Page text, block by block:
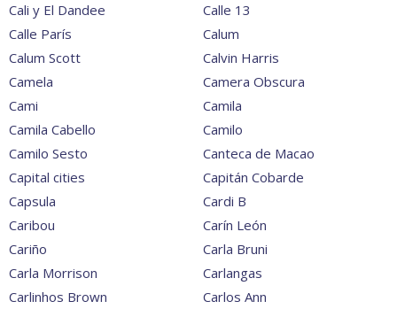
Cali y El Dandee
Calle 13
Calle París
Calum
Calum Scott
Calvin Harris
Camela
Camera Obscura
Cami
Camila
Camila Cabello
Camilo
Camilo Sesto
Canteca de Macao
Capital cities
Capitán Cobarde
Capsula
Cardi B
Caribou
Carín León
Cariño
Carla Bruni
Carla Morrison
Carlangas
Carlinhos Brown
Carlos Ann